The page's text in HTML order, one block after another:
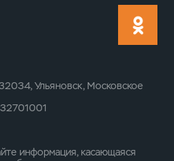
Ульяновск, Московское
информация, касающаяся